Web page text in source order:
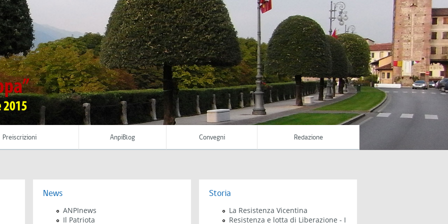
Preiscrizioni AnpiBlog Convegni Redazione
News
ANPInews
Il Patriota
Storia
La Resistenza Vicentina
Resistenza e lotta di Liberazione - I